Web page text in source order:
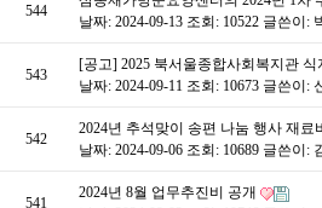
544
날짜: 2024-09-13 조회: 10522 글쓴이:
543
[공고] 2025 북서울종합사회복지관
날짜: 2024-09-11 조회: 10673 글쓴이:
542
2024년 추석맞이 송편 나눔 행사 재료
날짜: 2024-09-06 조회: 10689 글쓴이:
541
2024년 8월 업무추진비 공개